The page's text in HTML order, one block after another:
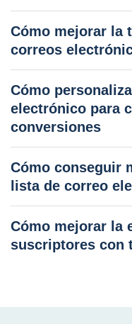
Cómo mejorar la
correos
Cómo
electrónico para
conversiones
Cómo conseguir
lista de correo
Cómo mejorar la
suscriptores con